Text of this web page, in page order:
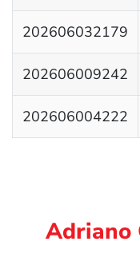
202606032179
202606009242
202606004222
Adriano